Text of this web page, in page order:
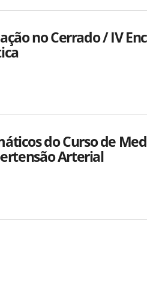
no Cerrado / IV
do Curso de
Arterial